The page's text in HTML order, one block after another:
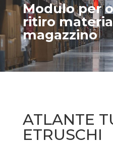
Modulo per
ritiro
magazzino
ATLANTE
ETRUSCHI